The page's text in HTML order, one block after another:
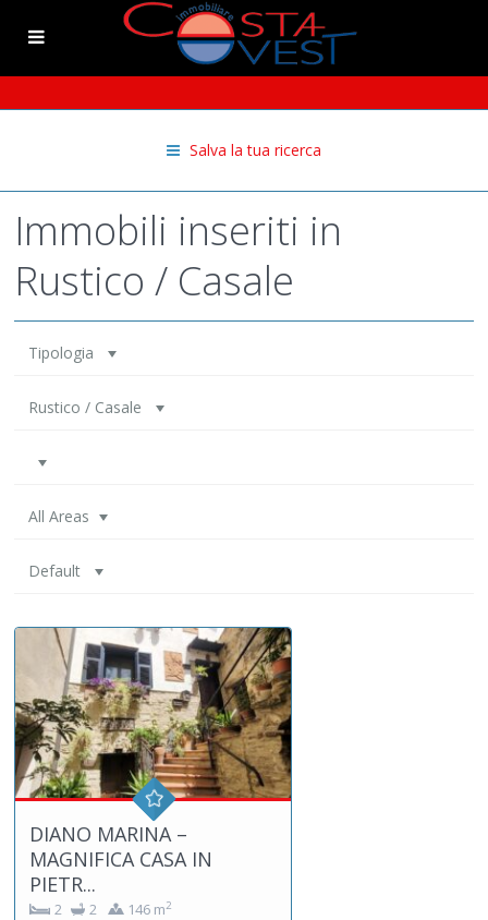
Salva la tua ricerca
Immobili inseriti in
Rustico / Casale
Tipologia
Rustico / Casale
All Areas
Default
DIANO MARINA –
MAGNIFICA CASA IN
PIETR...
2 2 146 m2